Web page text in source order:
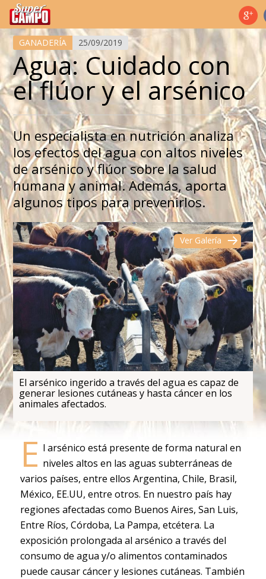
Temas de hoy
GANADERÍA 25/09/2019
Agua: Cuidado con
el flúor y el arsénico
Un especialista en nutrición analiza
los efectos del agua con altos niveles
de arsénico y flúor sobre la salud
humana y animal. Además, aporta
algunos tipos para prevenirlos.
Ver Galería
El arsénico ingerido a través del agua es capaz de
generar lesiones cutáneas y hasta cáncer en los
animales afectados.
E l arsénico está presente de forma natural en
niveles altos en las aguas subterráneas de
varios países, entre ellos Argentina, Chile, Brasil,
México, EE.UU, entre otros. En nuestro país hay
regiones afectadas como Buenos Aires, San Luis,
Entre Ríos, Córdoba, La Pampa, etcétera. La
exposición prolongada al arsénico a través del
consumo de agua y/o alimentos contaminados
puede causar cáncer y lesiones cutáneas. También